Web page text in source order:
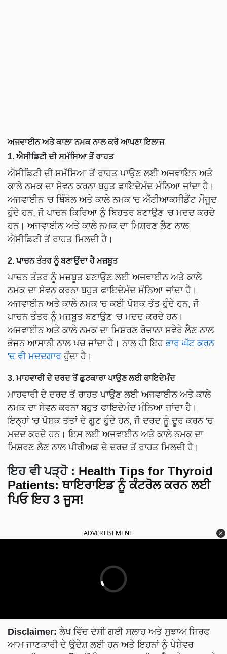
ਅਜਵਾਈਨ ਅਤੇ ਕਾਲਾ ਨਮਕ ਨਾਲ ਕਰੋ ਆਪਣਾ ਇਲਾਜ
1. ਐਸੀਡਿਟੀ ਦੀ ਸਮੱਸਿਆ ਤੋਂ ਰਾਹਤ
ਐਸੀਡਿਟੀ ਦੀ ਸਮੱਸਿਆ ਤੋਂ ਰਾਹਤ ਪਾਉਣ ਲਈ ਅਜਵਾਇਨ ਅਤੇ
ਕਾਲੇ ਨਮਕ ਦਾ ਸੇਵਨ ਕਰਨਾ ਬਹੁਤ ਫਾਇਦੇਮੰਦ ਮੰਨਿਆ ਜਾਂਦਾ ਹੈ।
ਅਜਵਾਈਨ 'ਚ ਥਿੰਬੋਲ ਅਤੇ ਕਾਲੇ ਨਮਕ 'ਚ ਐਂਟੀਆਕਸੀਡੈਂਟ ਮੌਜੂਦ
ਹੁੰਦੇ ਹਨ, ਜੋ ਪਾਚਨ ਕਿਰਿਆ ਨੂੰ ਬਿਹਤਰ ਬਣਾਉਣ 'ਚ ਮਦਦ ਕਰਦੇ
ਹਨ। ਅਜਵਾਈਨ ਅਤੇ ਕਾਲੇ ਨਮਕ ਦਾ ਮਿਸ਼ਰਣ ਲੈਣ ਨਾਲ
ਐਸੀਡਿਟੀ ਤੋਂ ਰਾਹਤ ਮਿਲਦੀ ਹੈ।
2. ਪਾਚਨ ਤੰਤਰ ਨੂੰ ਬਣਾਉਂਦਾ ਹੈ ਮਜ਼ਬੂਤ ​​
ਪਾਚਨ ਤੰਤਰ ਨੂੰ ਮਜ਼ਬੂਤ ​​ਬਣਾਉਣ ਲਈ ਅਜਵਾਈਨ ਅਤੇ ਕਾਲੇ
ਨਮਕ ਦਾ ਸੇਵਨ ਕਰਨਾ ਬਹੁਤ ਫਾਇਦੇਮੰਦ ਮੰਨਿਆ ਜਾਂਦਾ ਹੈ।
ਅਜਵਾਈਨ ਅਤੇ ਕਾਲੇ ਨਮਕ 'ਚ ਕਈ ਪੋਸ਼ਕ ਤੱਤ ਹੁੰਦੇ ਹਨ, ਜੋ
ਪਾਚਨ ਤੰਤਰ ਨੂੰ ਮਜ਼ਬੂਤ ​​ਬਣਾਉਣ 'ਚ ਮਦਦ ਕਰਦੇ ਹਨ।
ਅਜਵਾਈਨ ਅਤੇ ਕਾਲੇ ਨਮਕ ਦਾ ਮਿਸ਼ਰਣ ਰੋਜ਼ਾਨਾ ਸਵੇਰੇ ਲੈਣ ਨਾਲ
ਭੋਜਨ ਆਸਾਨੀ ਨਾਲ ਪਚ ਜਾਂਦਾ ਹੈ। ਨਾਲ ਹੀ ਇਹਭਾਰ ਘੱਟ ਕਰਨ
'ਚ ਵੀ ਮਦਦਗਾਰਹੁੰਦਾ ਹੈ।
3. ਮਾਹਵਾਰੀ ਦੇ ਦਰਦ ਤੋਂ ਛੁਟਕਾਰਾ ਪਾਉਣ ਲਈ ਫਾਇਦੇਮੰਦ
ਮਾਹਵਾਰੀ ਦੇ ਦਰਦ ਤੋਂ ਰਾਹਤ ਪਾਉਣ ਲਈ ਅਜਵਾਈਨ ਅਤੇ ਕਾਲੇ
ਨਮਕ ਦਾ ਸੇਵਨ ਕਰਨਾ ਬਹੁਤ ਫਾਇਦੇਮੰਦ ਮੰਨਿਆ ਜਾਂਦਾ ਹੈ।
ਇਨ੍ਹਾਂ 'ਚ ਪੋਸ਼ਕ ਤੱਤਾਂ ਦੇ ਗੁਣ ਹੁੰਦੇ ਹਨ, ਜੋ ਦਰਦ ਨੂੰ ਦੂਰ ਕਰਨ 'ਚ
ਮਦਦ ਕਰਦੇ ਹਨ। ਇਸ ਲਈ ਅਜਵਾਈਨ ਅਤੇ ਕਾਲੇ ਨਮਕ ਦਾ
ਮਿਸ਼ਰਣ ਲੈਣ ਨਾਲ ਪੀਰੀਅਡ ਦੇ ਦਰਦ ਤੋਂ ਰਾਹਤ ਮਿਲਦੀ ਹੈ।
ਇਹ ਵੀ ਪੜ੍ਹੋ : Health Tips for Thyroid
Patients: ਥਾਇਰਾਇਡ ਨੂੰ ਕੰਟਰੋਲ ਕਰਨ ਲਈ
ਪਿਓ ਇਹ 3 ਜੂਸ!
ਆਮ ਜਾਣਕਾਰੀ ਦੇ ਉਦੇਸ਼ ਲਈ ਹਨ ਅਤੇ ਇਹਨਾਂ ਨੂੰ ਪੇਸ਼ੇਵਰ
ਡਾਕਟਰੀ ਸਲਾਹ ਵਜੋਂ ਨਹੀਂ ਲਿਆ ਜਾਣਾ ਚਾਹੀਦਾ ਹੈ। ਜੇਕਰ ਤੁਹਾਡੇ